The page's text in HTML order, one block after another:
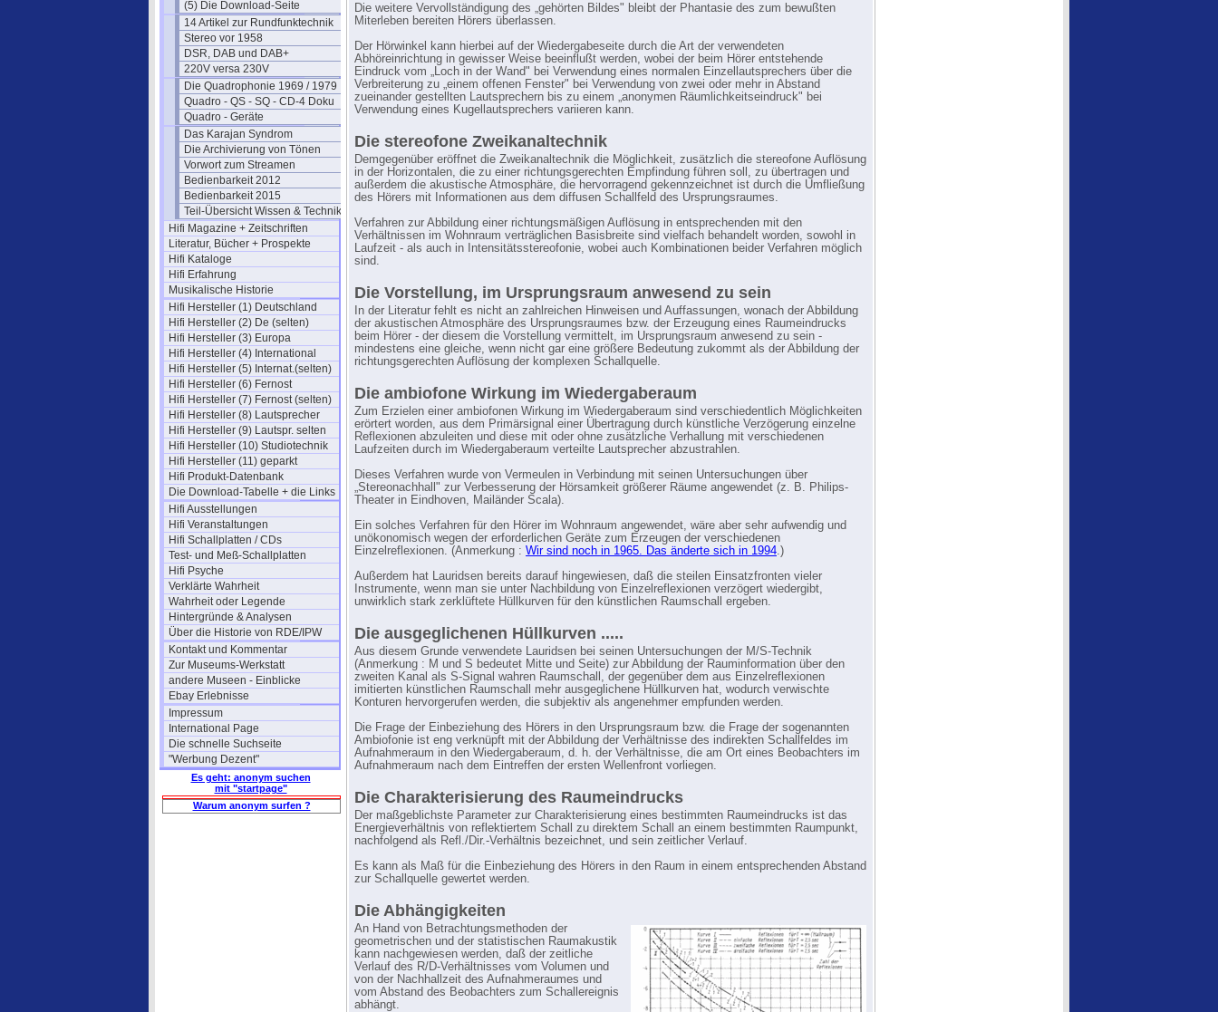
(5) Die Download-Seite
14 Artikel zur Rundfunktechnik
Stereo vor 1958
DSR, DAB und DAB+
220V versa 230V
Die Quadrophonie 1969 / 1979
Quadro - QS - SQ - CD-4 Doku
Quadro - Geräte
Das Karajan Syndrom
Die Archivierung von Tönen
Vorwort zum Streamen
Bedienbarkeit 2012
Bedienbarkeit 2015
Teil-Übersicht Wissen & Technik
Hifi Magazine + Zeitschriften
Literatur, Bücher + Prospekte
Hifi Kataloge
Hifi Erfahrung
Musikalische Historie
Hifi Hersteller (1) Deutschland
Hifi Hersteller (2) De (selten)
Hifi Hersteller (3) Europa
Hifi Hersteller (4) International
Hifi Hersteller (5) Internat.(selten)
Hifi Hersteller (6) Fernost
Hifi Hersteller (7) Fernost (selten)
Hifi Hersteller (8) Lautsprecher
Hifi Hersteller (9) Lautspr. selten
Hifi Hersteller (10) Studiotechnik
Hifi Hersteller (11) geparkt
Hifi Produkt-Datenbank
Die Download-Tabelle + die Links
Hifi Ausstellungen
Hifi Veranstaltungen
Hifi Schallplatten / CDs
Test- und Meß-Schallplatten
Hifi Psyche
Verklärte Wahrheit
Wahrheit oder Legende
Hintergründe & Analysen
Über die Historie von RDE/IPW
Kontakt und Kommentar
Zur Museums-Werkstatt
andere Museen - Einblicke
Ebay Erlebnisse
Impressum
International Page
Die schnelle Suchseite
"Werbung Dezent"
Es geht: anonym suchen
mit "startpage"
Warum anonym surfen ?
Die weitere Vervollständigung des „gehörten Bildes" bleibt der Phantasie des zum bewußten
Miterleben bereiten Hörers überlassen.
Der Hörwinkel kann hierbei auf der Wiedergabeseite durch die Art der verwendeten
Abhöreinrichtung in gewisser Weise beeinflußt werden, wobei der beim Hörer entstehende
Eindruck vom „Loch in der Wand" bei Verwendung eines normalen Einzellautsprechers über die
Verbreiterung zu „einem offenen Fenster" bei Verwendung von zwei oder mehr in Abstand
zueinander gestellten Lautsprechern bis zu einem „anonymen Räumlichkeitseindruck" bei
Verwendung eines Kugellautsprechers variieren kann.
Die stereofone Zweikanaltechnik
Demgegenüber eröffnet die Zweikanaltechnik die Möglichkeit, zusätzlich die stereofone Auflösung
in der Horizontalen, die zu einer richtungsgerechten Empfindung führen soll, zu übertragen und
außerdem die akustische Atmosphäre, die hervorragend gekennzeichnet ist durch die Umfließung
des Hörers mit Informationen aus dem diffusen Schallfeld des Ursprungsraumes.
Verfahren zur Abbildung einer richtungsmäßigen Auflösung in entsprechenden mit den
Verhältnissen im Wohnraum verträglichen Basisbreite sind vielfach behandelt worden, sowohl in
Laufzeit - als auch in Intensitätsstereofonie, wobei auch Kombinationen beider Verfahren möglich
sind.
Die Vorstellung, im Ursprungsraum anwesend zu sein
In der Literatur fehlt es nicht an zahlreichen Hinweisen und Auffassungen, wonach der Abbildung
der akustischen Atmosphäre des Ursprungsraumes bzw. der Erzeugung eines Raumeindrucks
beim Hörer - der diesem die Vorstellung vermittelt, im Ursprungsraum anwesend zu sein -
mindestens eine gleiche, wenn nicht gar eine größere Bedeutung zukommt als der Abbildung der
richtungsgerechten Auflösung der komplexen Schallquelle.
Die ambiofone Wirkung im Wiedergaberaum
Zum Erzielen einer ambiofonen Wirkung im Wiedergaberaum sind verschiedentlich Möglichkeiten
erörtert worden, aus dem Primärsignal einer Übertragung durch künstliche Verzögerung einzelne
Reflexionen abzuleiten und diese mit oder ohne zusätzliche Verhallung mit verschiedenen
Laufzeiten durch im Wiedergaberaum verteilte Lautsprecher abzustrahlen.
Dieses Verfahren wurde von Vermeulen in Verbindung mit seinen Untersuchungen über
„Stereonachhall" zur Verbesserung der Hörsamkeit größerer Räume angewendet (z. B. Philips-
Theater in Eindhoven, Mailänder Scala).
Ein solches Verfahren für den Hörer im Wohnraum angewendet, wäre aber sehr aufwendig und
unökonomisch wegen der erforderlichen Geräte zum Erzeugen der verschiedenen
Einzelreflexionen. (Anmerkung : Wir sind noch in 1965. Das änderte sich in 1994.)
Außerdem hat Lauridsen bereits darauf hingewiesen, daß die steilen Einsatzfronten vieler
Instrumente, wenn man sie unter Nachbildung von Einzelreflexionen verzögert wiedergibt,
unwirklich stark zerklüftete Hüllkurven für den künstlichen Raumschall ergeben.
Die ausgeglichenen Hüllkurven .....
Aus diesem Grunde verwendete Lauridsen bei seinen Untersuchungen der M/S-Technik
(Anmerkung : M und S bedeutet Mitte und Seite) zur Abbildung der Rauminformation über den
zweiten Kanal als S-Signal wahren Raumschall, der gegenüber dem aus Einzelreflexionen
imitierten künstlichen Raumschall mehr ausgeglichene Hüllkurven hat, wodurch verwischte
Konturen hervorgerufen werden, die subjektiv als angenehmer empfunden werden.
Die Frage der Einbeziehung des Hörers in den Ursprungsraum bzw. die Frage der sogenannten
Ambiofonie ist eng verknüpft mit der Abbildung der Verhältnisse des indirekten Schallfeldes im
Aufnahmeraum in den Wiedergaberaum, d. h. der Verhältnisse, die am Ort eines Beobachters im
Aufnahmeraum nach dem Eintreffen der ersten Wellenfront vorliegen.
Die Charakterisierung des Raumeindrucks
Der maßgeblichste Parameter zur Charakterisierung eines bestimmten Raumeindrucks ist das
Energieverhältnis von reflektiertem Schall zu direktem Schall an einem bestimmten Raumpunkt,
nachfolgend als Refl./Dir.-Verhältnis bezeichnet, und sein zeitlicher Verlauf.
Es kann als Maß für die Einbeziehung des Hörers in den Raum in einem entsprechenden Abstand
zur Schallquelle gewertet werden.
Die Abhängigkeiten
An Hand von Betrachtungsmethoden der
geometrischen und der statistischen Raumakustik
kann nachgewiesen werden, daß der zeitliche
Verlauf des R/D-Verhältnisses vom Volumen und
von der Nachhallzeit des Aufnahmeraumes und
vom Abstand des Beobachters zum Schallereignis
abhängt.